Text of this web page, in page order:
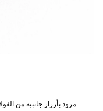
مزود بأزرار جانبية من